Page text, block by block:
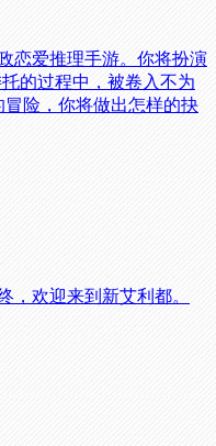
恋爱推理手游。你将扮演
的过程中，被卷入不为
险，你将做出怎样的抉
欢迎来到新艾利都。